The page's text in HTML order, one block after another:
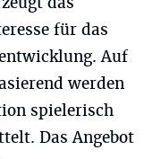
für das
Auf
werden
spielerisch
Das Angebot